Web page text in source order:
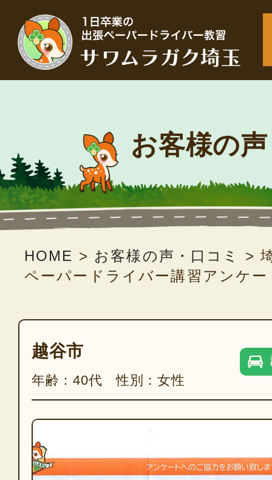
お客様の
HOME > お客様の声・口コミ >
ペーパードライバー講習アンケー
越谷市
年齢：40代 性別：女性